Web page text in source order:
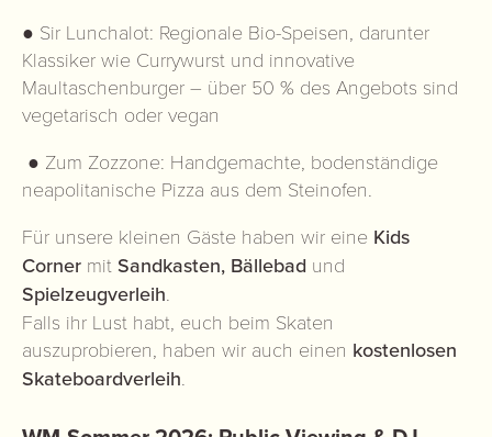
● Sir Lunchalot: Regionale Bio-Speisen, darunter
Klassiker wie Currywurst und innovative
Maultaschenburger – über 50 % des Angebots sind
vegetarisch oder vegan
● Zum Zozzone: Handgemachte, bodenständige
neapolitanische Pizza aus dem Steinofen.
Für unsere kleinen Gäste haben wir eine Kids
Corner mit Sandkasten, Bällebad und
Spielzeugverleih.
Falls ihr Lust habt, euch beim Skaten
auszuprobieren, haben wir auch einen kostenlosen
Skateboardverleih.